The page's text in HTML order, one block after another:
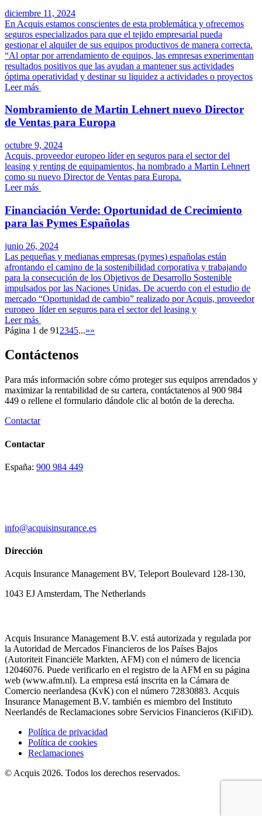
diciembre 11, 2024
En Acquis estamos conscientes de esta problemática y ofrecemos
seguros especializados para que el tejido empresarial pueda
gestionar el alquiler de sus equipos productivos de manera correcta.
“Al optar por arrendamiento de equipos, las empresas experimentan
resultados positivos que las ayudan a mantener sus actividades
óptima operatividad y destinar su liquidez a actividades o proyectos
Leer más
Nombramiento de Martin Lehnert nuevo Director
de Ventas para Europa
octubre 9, 2024
Acquis, proveedor europeo líder en seguros para el sector del
leasing y renting de equipamientos, ha nombrado a Martin Lehnert
como su nuevo Director de Ventas para Europa.
Leer más
Financiación Verde: Oportunidad de Crecimiento
para las Pymes Españolas
junio 26, 2024
Las pequeñas y medianas empresas (pymes) españolas están
afrontando el camino de la sostenibilidad corporativa y trabajando
para la consecución de los Objetivos de Desarrollo Sostenible
impulsados por las Naciones Unidas. De acuerdo con el estudio de
mercado “Oportunidad de cambio” realizado por Acquis, proveedor
europeo líder en seguros para el sector del leasing y
Leer más
Página 1 de 91 2345...»»
Contáctenos
Para más información sobre cómo proteger sus equipos arrendados y
maximizar la rentabilidad de su cartera, contáctatenos al 900 984
449 o rellene el formulario dándole clic al botón de la derecha.
Contactar
Contactar
España: 900 984 449
info@acquisinsurance.es
Dirección
Acquis Insurance Management BV, Teleport Boulevard 128-130,
1043 EJ Amsterdam, The Netherlands
Acquis Insurance Management B.V. está autorizada y regulada por
la Autoridad de Mercados Financieros de los Países Bajos
(Autoriteit Financiële Markten, AFM) con el número de licencia
12046076. Puede verificarlo en el registro de la AFM en su página
web (www.afm.nl). La empresa está inscrita en la Cámara de
Comercio neerlandesa (KvK) con el número 72830883. Acquis
Insurance Management B.V. también es miembro del Instituto
Neerlandés de Reclamaciones sobre Servicios Financieros (KiFiD).
Política de privacidad
Política de cookies
Reclamaciones
© Acquis 2026. Todos los derechos reservados.